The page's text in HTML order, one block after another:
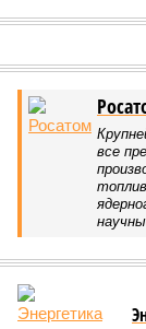
все